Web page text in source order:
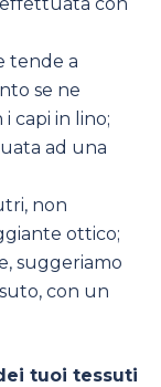
tende a
se ne
capi in lino;
ad una
non
ottico;
suggeriamo
con un
tuoi tessuti